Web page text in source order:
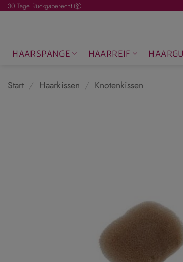
Zum30 Tage Rückgaberecht 📦
HAARSPANGE HAARREIF
Start / Haarkissen / Knotenkissen